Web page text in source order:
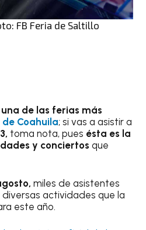
FB Feria de Saltillo
de las ferias más
Coahuila; si vas a asistir a
toma nota, pues ésta es la
y conciertos que
miles de asistentes
actividades que la
este año.